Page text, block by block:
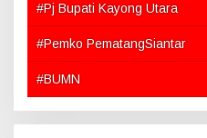
#Pj Bupati Kayong Utara
#Pemko PematangSiantar
#BUMN